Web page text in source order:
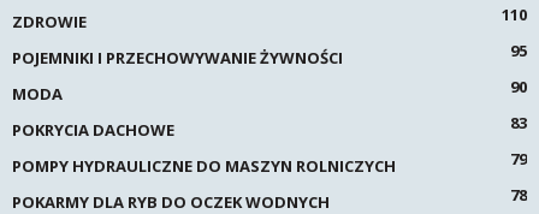
ZDROWIE
110
POJEMNIKI I PRZECHOWYWANIE ŻYWNOŚCI
95
MODA
90
POKRYCIA DACHOWE
83
POMPY HYDRAULICZNE DO MASZYN ROLNICZYCH
79
POKARMY DLA RYB DO OCZEK WODNYCH
78